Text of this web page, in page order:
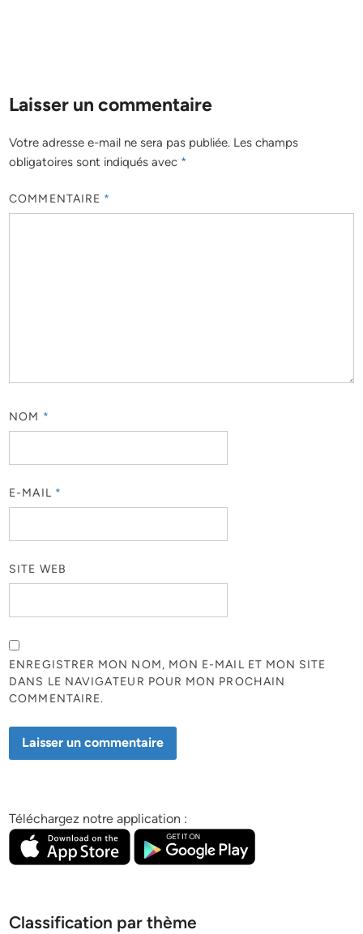
Laisser un commentaire
Votre adresse e-mail ne sera pas publiée. Les champs
obligatoires sont indiqués avec *
COMMENTAIRE *
NOM *
E-MAIL *
SITE WEB
ENREGISTRER MON NOM, MON E-MAIL ET MON SITE
DANS LE NAVIGATEUR POUR MON PROCHAIN
COMMENTAIRE.
Téléchargez notre application :
Classification par thème